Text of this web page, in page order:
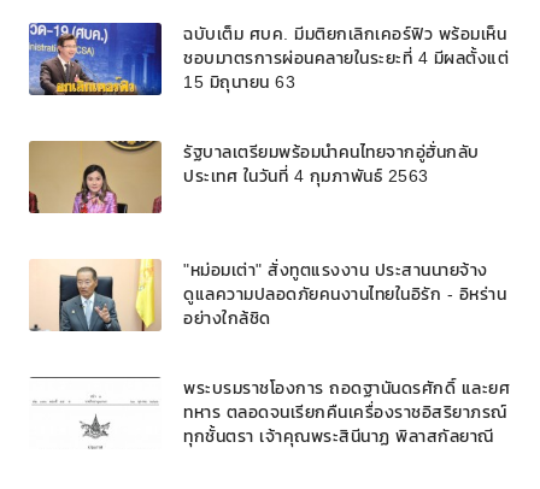
ฉบับเต็ม ศบค. มีมติยกเลิกเคอร์ฟิว พร้อมเห็น
ชอบมาตรการผ่อนคลายในระยะที่ 4 มีผลตั้งแต่
15 มิถุนายน 63
รัฐบาลเตรียมพร้อมนำคนไทยจากอู่ฮั่นกลับ
ประเทศ ในวันที่ 4 กุมภาพันธ์ 2563
"หม่อมเต่า" สั่งทูตแรงงาน ประสานนายจ้าง
ดูแลความปลอดภัยคนงานไทยในอิรัก - อิหร่าน
อย่างใกล้ชิด
พระบรมราชโองการ ถอดฐานันดรศักดิ์ และยศ
ทหาร ตลอดจนเรียกคืนเครื่องราชอิสริยาภรณ์
ทุกชั้นตรา เจ้าคุณพระสินีนาฏ พิลาสกัลยาณี